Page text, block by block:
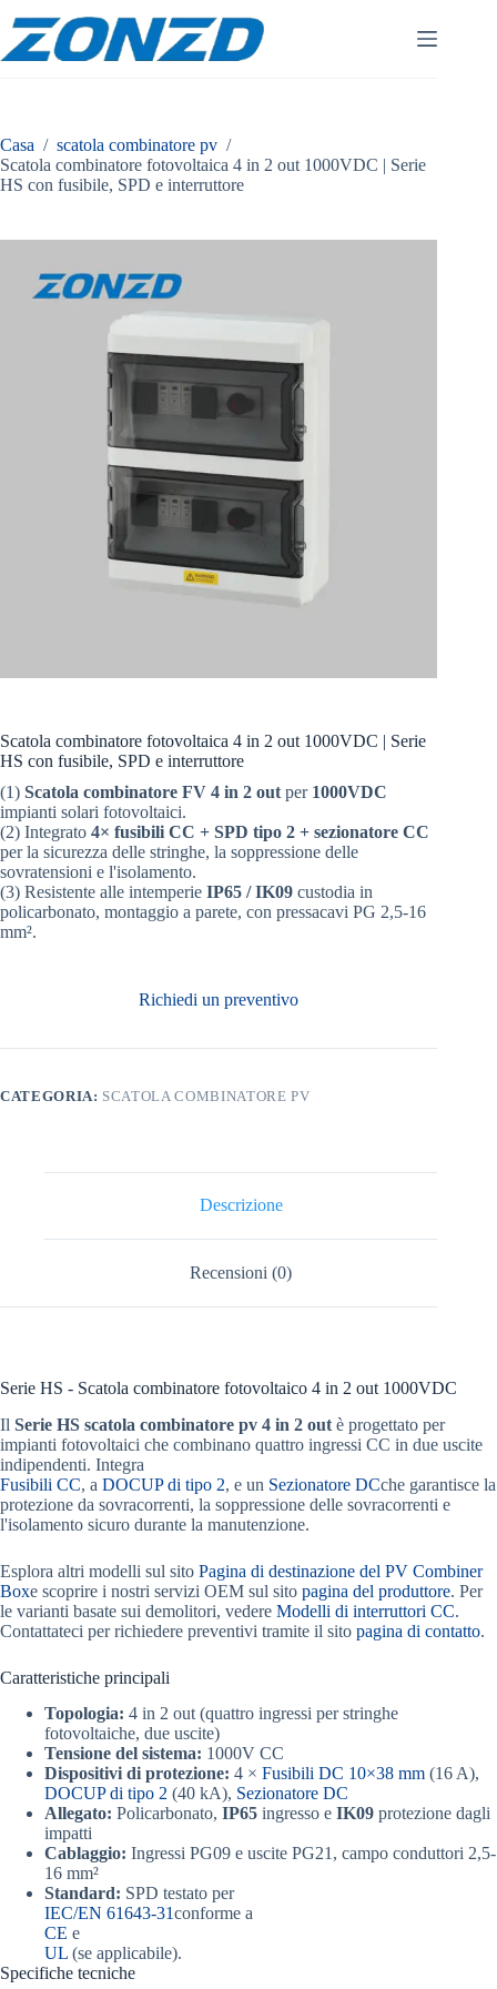
contenuto
Casa / scatola combinatore pv /
Scatola combinatore fotovoltaica 4 in 2 out 1000VDC | Serie
HS con fusibile, SPD e interruttore
Scatola combinatore fotovoltaica 4 in 2 out 1000VDC | Serie
HS con fusibile, SPD e interruttore
(1) Scatola combinatore FV 4 in 2 out per 1000VDC
impianti solari fotovoltaici.
(2) Integrato 4× fusibili CC + SPD tipo 2 + sezionatore CC
per la sicurezza delle stringhe, la soppressione delle
sovratensioni e l'isolamento.
(3) Resistente alle intemperie IP65 / IK09 custodia in
policarbonato, montaggio a parete, con pressacavi PG 2,5-16
mm².
Richiedi un preventivo
CATEGORIA: SCATOLA COMBINATORE PV
Descrizione
Recensioni (0)
Serie HS - Scatola combinatore fotovoltaico 4 in 2 out 1000VDC
Il Serie HS scatola combinatore pv 4 in 2 out è progettato per
impianti fotovoltaici che combinano quattro ingressi CC in due uscite
indipendenti. Integra
Fusibili CC, a DOCUP di tipo 2, e un Sezionatore DCche garantisce la
protezione da sovracorrenti, la soppressione delle sovracorrenti e
l'isolamento sicuro durante la manutenzione.
Esplora altri modelli sul sito Pagina di destinazione del PV Combiner
Boxe scoprire i nostri servizi OEM sul sito pagina del produttore. Per
le varianti basate sui demolitori, vedere Modelli di interruttori CC.
Contattateci per richiedere preventivi tramite il sito pagina di contatto.
Caratteristiche principali
Topologia: 4 in 2 out (quattro ingressi per stringhe
fotovoltaiche, due uscite)
Tensione del sistema: 1000V CC
Dispositivi di protezione: 4 × Fusibili DC 10×38 mm (16 A),
DOCUP di tipo 2 (40 kA), Sezionatore DC
Allegato: Policarbonato, IP65 ingresso e IK09 protezione dagli
impatti
Cablaggio: Ingressi PG09 e uscite PG21, campo conduttori 2,5-
16 mm²
Standard: SPD testato per
IEC/EN 61643-31conforme a
CE e
UL (se applicabile).
Specifiche tecniche